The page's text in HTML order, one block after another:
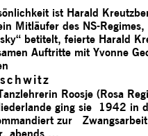
ist Harald
Mitläufer des NS-
betitelt, feierte Harald
Auftritte mit Yvonne
Roosje (Rosa
ging sie 1942 in
zur